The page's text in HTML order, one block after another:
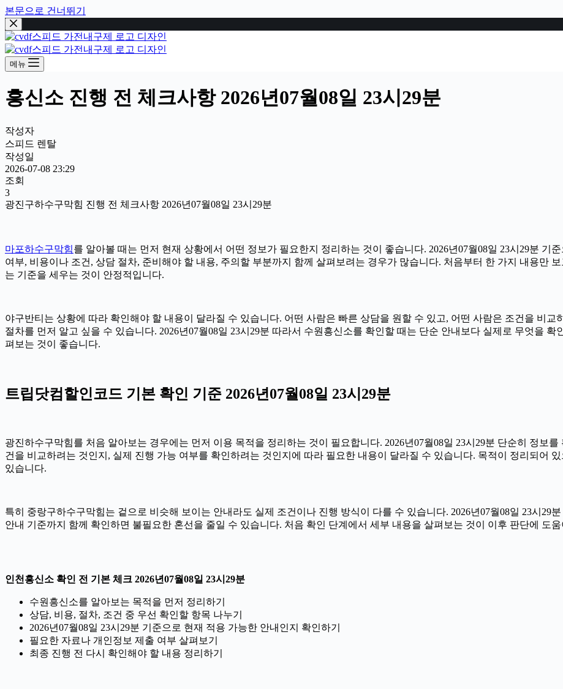
본문으로 건너뛰기
메뉴
흥신소 진행 전 체크사항 2026년07월08일 23시29분
작성자
스피드 렌탈
작성일
2026-07-08 23:29
조회
3
광진구하수구막힘 진행 전 체크사항 2026년07월08일 23시29분
마포하수구막힘를 알아볼 때는 먼저 현재 상황에서 어떤 정보가 필요한지 정리하는 것이 좋습니다. 2026년07월08일 23시29분 기
여부, 비용이나 조건, 상담 절차, 준비해야 할 내용, 주의할 부분까지 함께 살펴보려는 경우가 많습니다. 처음부터 한 가지 내용만
는 기준을 세우는 것이 안정적입니다.
야구반티는 상황에 따라 확인해야 할 내용이 달라질 수 있습니다. 어떤 사람은 빠른 상담을 원할 수 있고, 어떤 사람은 조건을 비
절차를 먼저 알고 싶을 수 있습니다. 2026년07월08일 23시29분 따라서 수원흥신소를 확인할 때는 단순 안내보다 실제로 무엇을
펴보는 것이 좋습니다.
트립닷컴할인코드 기본 확인 기준 2026년07월08일 23시29분
광진하수구막힘를 처음 알아보는 경우에는 먼저 이용 목적을 정리하는 것이 필요합니다. 2026년07월08일 23시29분 단순히 정보
건을 비교하려는 것인지, 실제 진행 가능 여부를 확인하려는 것인지에 따라 필요한 내용이 달라질 수 있습니다. 목적이 정리되어
있습니다.
특히 중랑구하수구막힘는 겉으로 비슷해 보이는 안내라도 실제 조건이나 진행 방식이 다를 수 있습니다. 2026년07월08일 23시29
안내 기준까지 함께 확인하면 불필요한 혼선을 줄일 수 있습니다. 처음 확인 단계에서 세부 내용을 살펴보는 것이 이후 판단에 도
인천흥신소 확인 전 기본 체크 2026년07월08일 23시29분
수원흥신소를 알아보는 목적을 먼저 정리하기
상담, 비용, 절차, 조건 중 우선 확인할 항목 나누기
2026년07월08일 23시29분 기준으로 현재 적용 가능한 안내인지 확인하기
필요한 자료나 개인정보 제출 여부 살펴보기
최종 진행 전 다시 확인해야 할 내용 정리하기